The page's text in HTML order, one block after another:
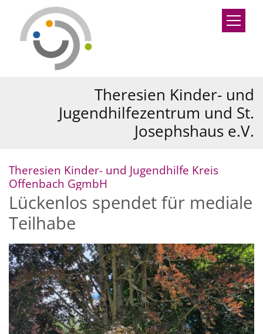
Zum Inhalt springen
Theresien Kinder- und
Jugendhilfezentrum und St.
Josephshaus e.V.
Theresien Kinder- und Jugendhilfe Kreis
Offenbach GgmbH
Lückenlos spendet für mediale
Teilhabe